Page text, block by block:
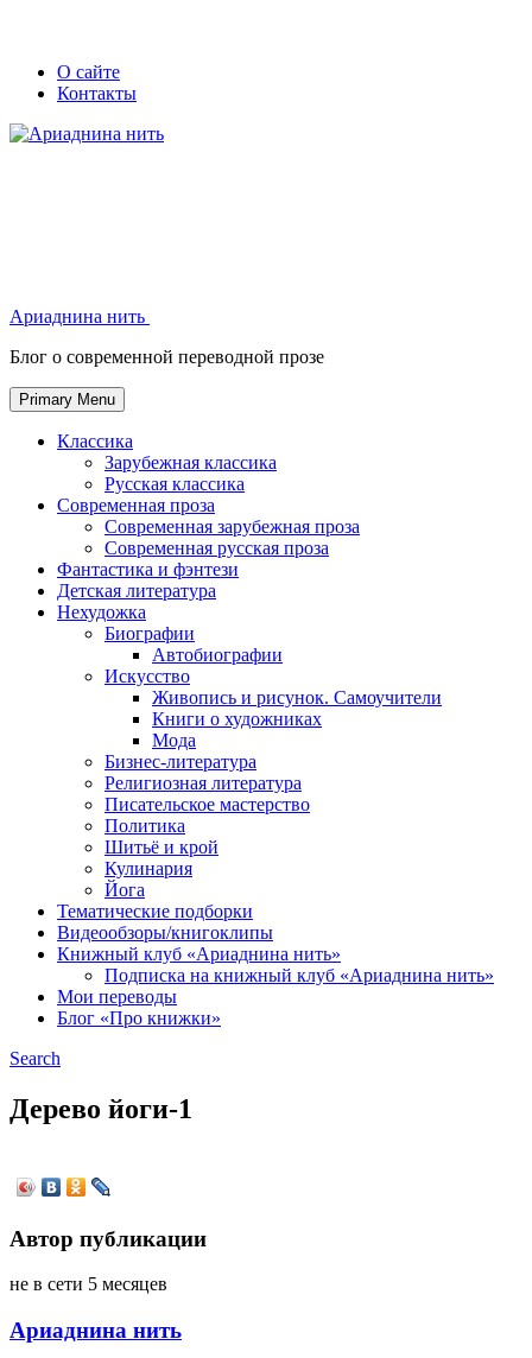
Skip
Secondary
left
navigation
Secondary
right
navigation
О сайте
Контакты
Ариаднина нить
Блог о современной переводной прозе
Primary Menu
Классика
Зарубежная классика
Русская классика
Современная проза
Современная зарубежная проза
Современная русская проза
Фантастика и фэнтези
Детская литература
Нехудожка
Биографии
Автобиографии
Искусство
Живопись и рисунок. Самоучители
Книги о художниках
Мода
Бизнес-литература
Религиозная литература
Писательское мастерство
Политика
Шитьё и крой
Кулинария
Йога
Тематические подборки
Видеообзоры/книгоклипы
Книжный клуб «Ариаднина нить»
Подписка на книжный клуб «Ариаднина нить»
Мои переводы
Блог «Про книжки»
Search
Дерево йоги-1
Автор публикации
не в сети 5 месяцев
Ариаднина нить